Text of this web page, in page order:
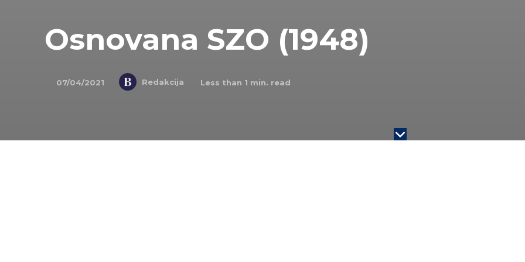
Osnovana SZO (1948)
07/04/2021 Redakcija Less than 1 min. read